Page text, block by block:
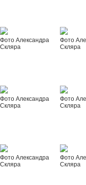
Фото Александра
Скляра
Фото
Скляра
Фото Александра
Скляра
Фото
Скляра
Фото Александра
Скляра
Фото
Скляра